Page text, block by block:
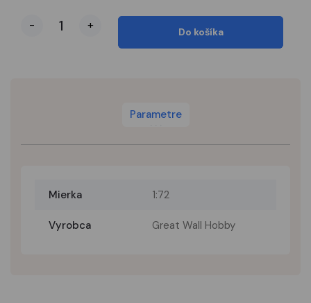
- +
Do košíka
Parametre
Mierka 1:72
Vyrobca Great Wall Hobby